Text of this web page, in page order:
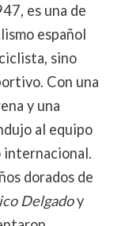
es una de
español
sino
Con una
y una
al equipo
internacional.
dorados de
Delgadoy